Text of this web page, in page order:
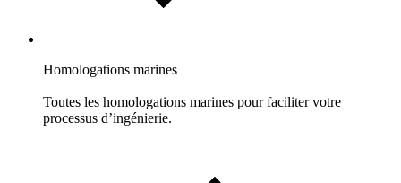
Homologations marines
Toutes les homologations marines pour faciliter votre
processus d’ingénierie.